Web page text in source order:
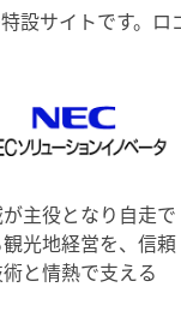
設サイトです。
主役となり自走で
観光地経営を、信頼
と情熱で支える